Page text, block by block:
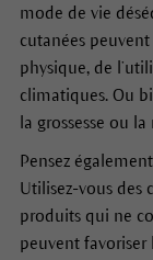
mode de vie
cutanées
physique, de
climatiques. Ou
la grossesse ou
Pensez
Utilisez-vous des
produits qui ne
peuvent